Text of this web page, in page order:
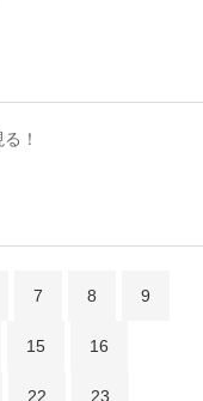
！
7 8 9
15 16
22 23